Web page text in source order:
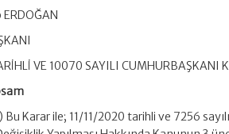
VE 10070 SAYILI CUMHURBAŞKANI
Bu Karar ile; 11/11/2020 tarihli ve 7256